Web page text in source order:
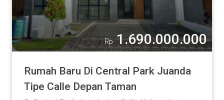
Rp 1.690.000.000
Rumah Baru Di Central Park Juanda
Tipe Calle Depan Taman